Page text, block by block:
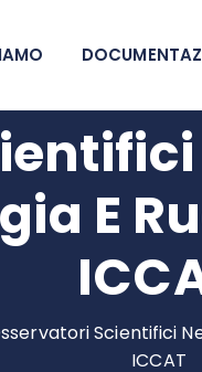
E
Scientifici
ICCAT